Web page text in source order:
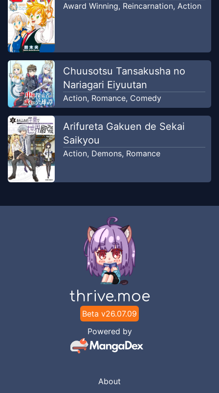
Award Winning, Reincarnation, Action
Chuusotsu Tansakusha no
Nariagari Eiyuutan
Action, Romance, Comedy
Arifureta Gakuen de Sekai
Saikyou
Action, Demons, Romance
thrive.moe
Beta v26.07.09
Powered by
About